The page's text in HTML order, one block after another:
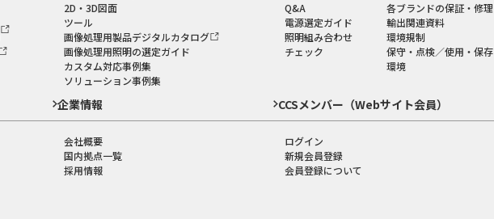
2D・3D図面
ツール
画像処理用製品デジタルカタログ
画像処理用照明の選定ガイド
カスタム対応事例集
ソリューション事例集
Q&A
電源選定ガイド
照明組み合わせ
チェック
各ブランドの保証・修理
輸出関連資料
環境規制
保守・点検／使用・保存
環境
企業情報
会社概要
国内拠点一覧
採用情報
CCSメンバー（Webサイト会員）
ログイン
新規会員登録
会員登録について